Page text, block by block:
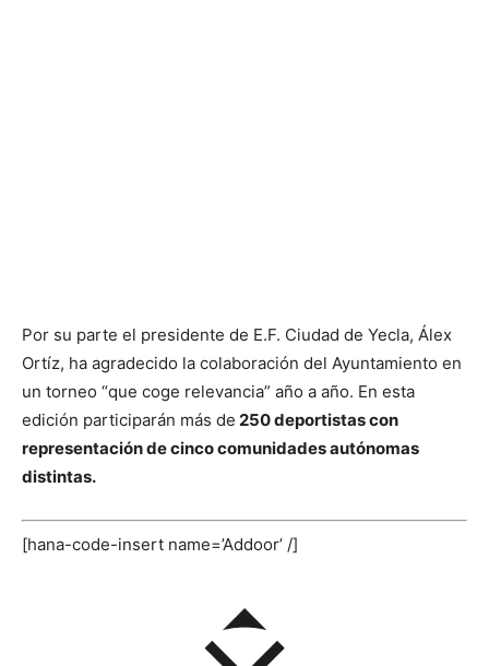
Por su parte el presidente de E.F. Ciudad de Yecla, Álex
Ortíz, ha agradecido la colaboración del Ayuntamiento en
un torneo “que coge relevancia” año a año. En esta
edición participarán más de 250 deportistas con
representación de cinco comunidades autónomas
distintas.
[hana-code-insert name=’Addoor’ /]